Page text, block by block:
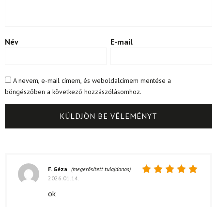
Név E-mail
A nevem, e-mail címem, és weboldalcímem mentése a
böngészőben a következő hozzászólásomhoz.
F. Géza (megerősített tulajdonos)
2026.01.14.
ok